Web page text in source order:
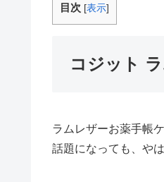
目次 [表示]
コジット
ラムレザーお薬手帳
話題になっても、や